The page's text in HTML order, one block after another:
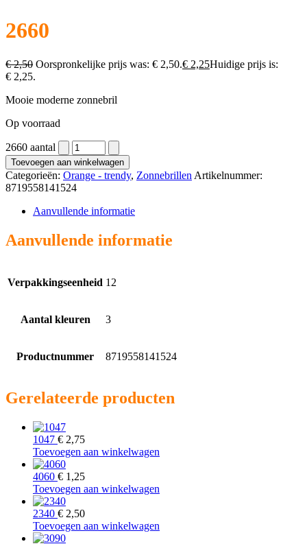
2660
€2,50 Oorspronkelijke prijs was: € 2,50.€ 2,25Huidige prijs is:
€ 2,25.
Mooie moderne zonnebril
Op voorraad
2660 aantal
Toevoegen aan winkelwagen
Categorieën: Orange - trendy, Zonnebrillen Artikelnummer:
8719558141524
Aanvullende informatie
Aanvullende informatie
Verpakkingseenheid 12
Aantal kleuren 3
Productnummer 8719558141524
Gerelateerde producten
1047 € 2,75
Toevoegen aan winkelwagen
4060 € 1,25
Toevoegen aan winkelwagen
2340 € 2,50
Toevoegen aan winkelwagen